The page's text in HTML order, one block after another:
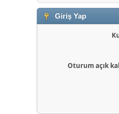
Giriş Yap
Oturum açık